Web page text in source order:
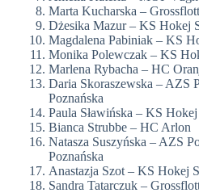
Marta Kucharska –
Dżesika Mazur – KS Hokej
Magdalena Pabiniak – KS
Monika Polewczak – KS
Marlena Rybacha – HC
Daria Skoraszewska – AZS
Poznańska
Paula Sławińska – KS
Bianca Strubbe – HC Arlon
Natasza Suszyńska – AZS
Poznańska
Anastazja Szot – KS Hokej
Sandra Tatarczuk –